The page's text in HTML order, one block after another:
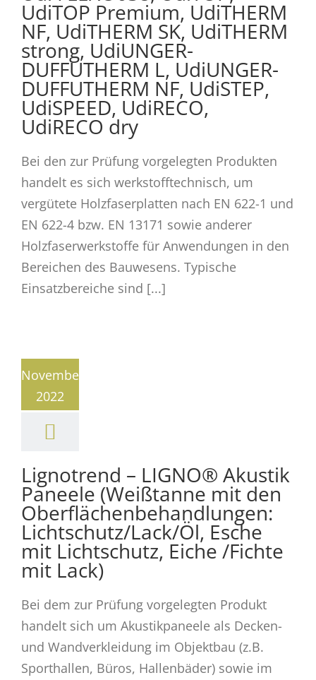
UdiTOP Premium, UdiTHERM
NF, UdiTHERM SK, UdiTHERM
strong, UdiUNGER-
DUFFUTHERM L, UdiUNGER-
DUFFUTHERM NF, UdiSTEP,
UdiSPEED, UdiRECO,
UdiRECO dry
Bei den zur Prüfung vorgelegten Produkten
handelt es sich werkstofftechnisch, um
vergütete Holzfaserplatten nach EN 622-1 und
EN 622-4 bzw. EN 13171 sowie anderer
Holzfaserwerkstoffe für Anwendungen in den
Bereichen des Bauwesens. Typische
Einsatzbereiche sind [...]
November
2022
Lignotrend – LIGNO® Akustik
Paneele (Weißtanne mit den
Oberflächenbehandlungen:
Lichtschutz/Lack/Öl, Esche
mit Lichtschutz, Eiche /Fichte
mit Lack)
Bei dem zur Prüfung vorgelegten Produkt
handelt sich um Akustikpaneele als Decken-
und Wandverkleidung im Objektbau (z.B.
Sporthallen, Büros, Hallenbäder) sowie im